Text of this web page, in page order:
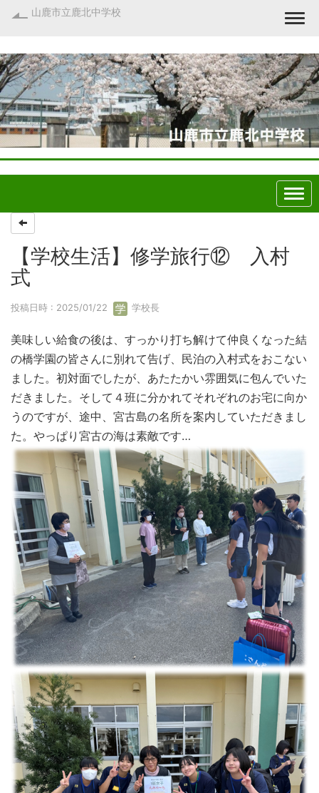
山鹿市立鹿北中学校
【学校生活】修学旅行⑫ 入村
式
投稿日時 : 2025/01/22 学校長
美味しい給食の後は、すっかり打ち解けて仲良くなった結
の橋学園の皆さんに別れて告げ、民泊の入村式をおこない
ました。初対面でしたが、あたたかい雰囲気に包んでいた
だきました。そして４班に分かれてそれぞれのお宅に向か
うのですが、途中、宮古島の名所を案内していただきまし
た。やっぱり宮古の海は素敵です…